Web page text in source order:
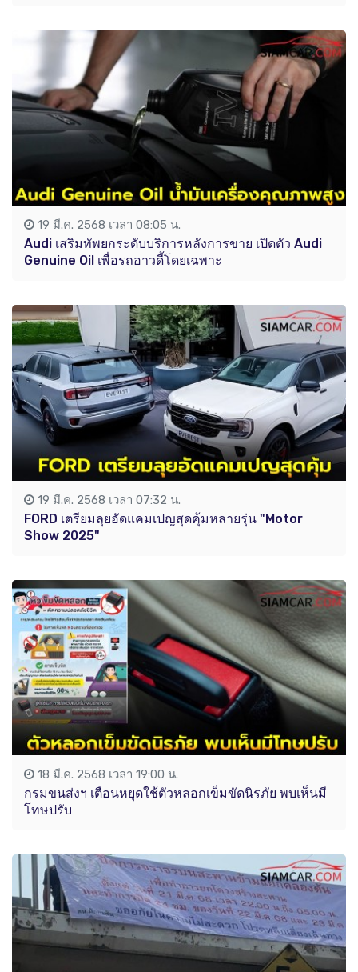
19 มี.ค. 2568 เวลา 08:05 น.
Audi เสริมทัพยกระดับบริการหลังการขาย เปิดตัว Audi
Genuine Oil เพื่อรถอาวดี้โดยเฉพาะ
19 มี.ค. 2568 เวลา 07:32 น.
FORD เตรียมลุยอัดแคมเปญสุดคุ้มหลายรุ่น "Motor
Show 2025"
18 มี.ค. 2568 เวลา 19:00 น.
กรมขนส่งฯ เตือนหยุดใช้ตัวหลอกเข็มขัดนิรภัย พบเห็นมี
โทษปรับ